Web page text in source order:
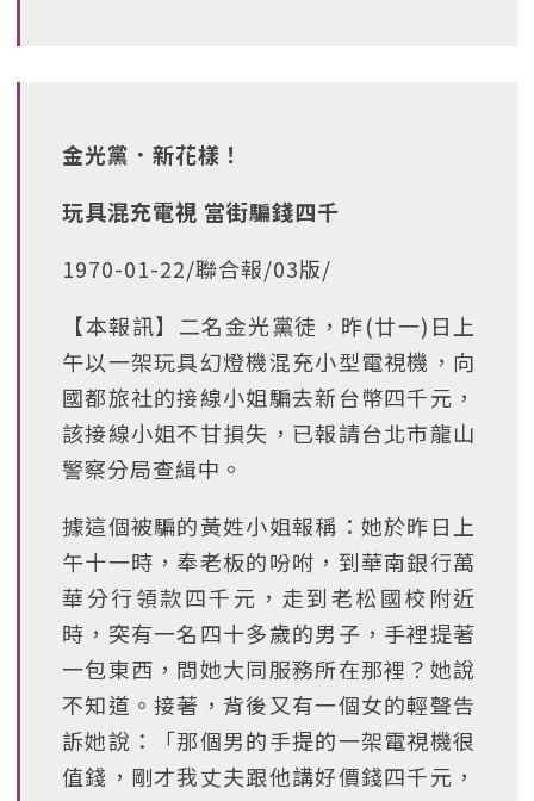
金光黨．新花樣！
玩具混充電視 當街騙錢四千
1970-01-22/聯合報/03版/
【本報訊】二名金光黨徒，昨(廿一)日上
午以一架玩具幻燈機混充小型電視機，向
國都旅社的接線小姐騙去新台幣四千元，
該接線小姐不甘損失，已報請台北市龍山
警察分局查緝中。
據這個被騙的黃姓小姐報稱：她於昨日上
午十一時，奉老板的吩咐，到華南銀行萬
華分行領款四千元，走到老松國校附近
時，突有一名四十多歲的男子，手裡提著
一包東西，問她大同服務所在那裡？她說
不知道。接著，背後又有一個女的輕聲告
訴她說：「那個男的手提的一架電視機很
值錢，剛才我丈夫跟他講好價錢四千元，